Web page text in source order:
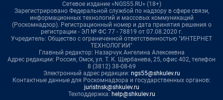
Сетевое издание «NGS55.RU» (18+)
Зарегистрировано Федеральной службой по надзору в сфере связи,
информационных технологий и массовых коммуникаций
(Роскомнадзор). Регистрационный номер и дата принятия решения о
регистрации - ЭЛ № ФС 77 - 78819 от 07.08.2020 г.
Учредитель: Общество с ограниченной ответственностью "ИНТЕРНЕТ
ТЕХНОЛОГИИ"
Главный редактор: Назарчук Ангелина Алексеевна
Адрес редакции: Россия, Омск, ул. Т. К. Щербанева, 25, офис 402, телефон
8 (3812) 38-08-69
Электронный адрес редакции: ngs55@shkulev.ru
Контактные данные для Роскомнадзора и государственных органов:
juristnsk@shkulev.ru
Техподдержка: help@shkulev.ru